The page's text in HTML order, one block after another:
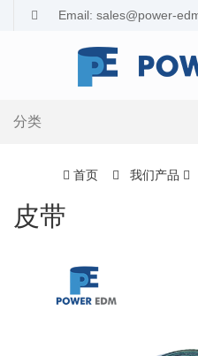
Email: sales@power-
分类
首页 我们产品
皮带